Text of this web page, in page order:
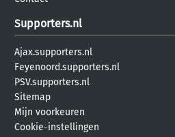
Supporters.nl
Ajax.supporters.nl
Feyenoord.supporters.nl
PSV.supporters.nl
Sitemap
Mijn voorkeuren
Cookie-instellingen